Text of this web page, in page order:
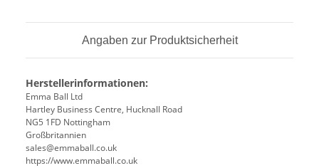
Angaben zur Produktsicherheit
Herstellerinformationen:
Emma Ball Ltd
Hartley Business Centre, Hucknall Road
NG5 1FD Nottingham
Großbritannien
sales@emmaball.co.uk
https://www.emmaball.co.uk